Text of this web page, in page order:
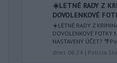
☀️LETNÉ RADY Z
DOVOLENKOVÉ
☀️LETNÉ RADY Z
DOVOLENKOVÉ FOTKY
NASTAVENÝ ÚČET?
dnes 06:24 | Polícia